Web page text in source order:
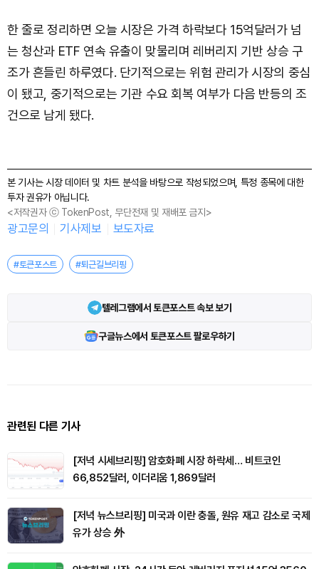
한 줄로 정리하면 오늘 시장은 가격 하락보다 15억달러가 넘
는 청산과 ETF 연속 유출이 맞물리며 레버리지 기반 상승 구
조가 흔들린 하루였다. 단기적으로는 위험 관리가 시장의 중심
이 됐고, 중기적으로는 기관 수요 회복 여부가 다음 반등의 조
건으로 남게 됐다.
본 기사는 시장 데이터 및 차트 분석을 바탕으로 작성되었으며, 특정 종목에 대한
투자 권유가 아닙니다.
<저작권자 ⓒ TokenPost, 무단전재 및 재배포 금지>
광고문의 기사제보 보도자료
#토큰포스트 #퇴근길브리핑
텔레그램에서 토큰포스트 속보 보기
구글뉴스에서 토큰포스트 팔로우하기
관련된 다른 기사
[저녁 시세브리핑] 암호화폐 시장 하락세… 비트코인
66,852달러, 이더리움 1,869달러
[저녁 뉴스브리핑] 미국과 이란 충돌, 원유 재고 감소로 국제
유가 상승 外